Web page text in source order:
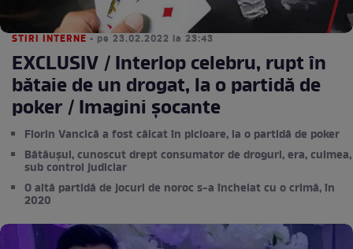
STIRI INTERNE • pe 23.02.2022 la 23:43
EXCLUSIV / Interlop celebru, rupt în
bătaie de un drogat, la o partidă de
poker / Imagini șocante
Florin Vancică a fost călcat în picioare, la o partidă de poker
Bătăușul, cunoscut drept consumator de droguri, era, culmea,
sub control judiciar
O altă partidă de jocuri de noroc s-a încheiat cu o crimă, în
2020